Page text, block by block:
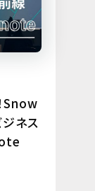
Snow
ネス